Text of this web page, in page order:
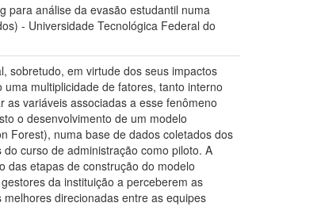
para análise da evasão estudantil numa
- Universidade Tecnológica Federal do
sobretudo, em virtude dos seus impactos
multiplicidade de fatores, tanto interno
variáveis associadas a esse fenômeno
o desenvolvimento de um modelo
Forest), numa base de dados coletados dos
curso de administração como piloto. A
das etapas de construção do modelo
da instituição a perceberem as
direcionadas entre as equipes